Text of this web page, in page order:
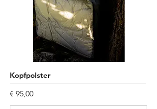
Kopfpolster
Preis
€ 95,00